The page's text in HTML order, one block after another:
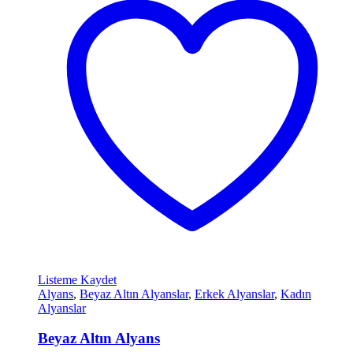
Listeme Kaydet
Alyans, Beyaz Altın Alyanslar, Erkek Alyanslar, Kadın
Alyanslar
Beyaz Altın Alyans